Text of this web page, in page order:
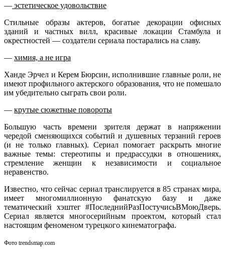
— эстетическое удовольствие
Стильные образы актеров, богатые декорации офисных
зданий и частных вилл, красивые локации Стамбула и
окрестностей — создатели сериала постарались на славу.
— химия, а не игра
Ханде Эрчел и Керем Бюрсин, исполнившие главные роли, не
имеют профильного актерского образования, что не помешало
им убедительно сыграть свои роли.
— крутые сюжетные повороты
Большую часть времени зрителя держат в напряжении
чередой сменяющихся событий и душевных терзаний героев
(и не только главных). Сериал помогает раскрыть многие
важные темы: стереотипы и предрассудки в отношениях,
стремление женщин к независимости и социальное
неравенство.
Известно, что сейчас сериал транслируется в 85 странах мира,
имеет многомиллионную фанатскую базу и даже
тематический хэштег #ПоследнийРазПостучисьВМоюДверь.
Сериал является многосерийным проектом, который стал
настоящим феноменом турецкого кинематографа.
Фото trendsmap.com